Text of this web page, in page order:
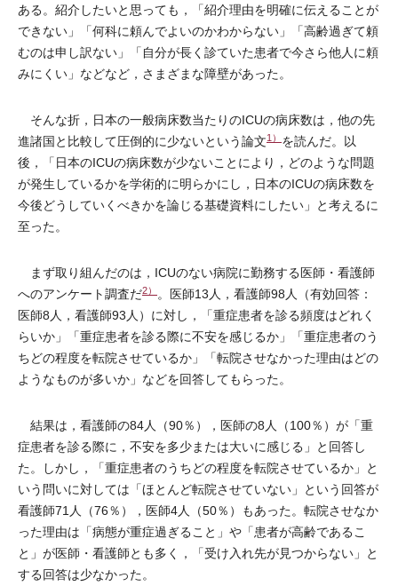
ある。紹介したいと思っても，「紹介理由を明確に伝えることが
できない」「何科に頼んでよいのかわからない」「高齢過ぎて頼
むのは申し訳ない」「自分が長く診ていた患者で今さら他人に頼
みにくい」などなど，さまざまな障壁があった。
そんな折，日本の一般病床数当たりのICUの病床数は，他の先
進諸国と比較して圧倒的に少ないという論文1） を読んだ。以
後，「日本のICUの病床数が少ないことにより，どのような問題
が発生しているかを学術的に明らかにし，日本のICUの病床数を
今後どうしていくべきかを論じる基礎資料にしたい」と考えるに
至った。
まず取り組んだのは，ICUのない病院に勤務する医師・看護師
へのアンケート調査だ2）
。医師13人，看護師98人（有効回答：
医師8人，看護師93人）に対し，「重症患者を診る頻度はどれく
らいか」「重症患者を診る際に不安を感じるか」「重症患者のう
ちどの程度を転院させているか」「転院させなかった理由はどの
ようなものが多いか」などを回答してもらった。
結果は，看護師の84人（90％），医師の8人（100％）が「重
症患者を診る際に，不安を多少または大いに感じる」と回答し
た。しかし，「重症患者のうちどの程度を転院させているか」と
いう問いに対しては「ほとんど転院させていない」という回答が
看護師71人（76％），医師4人（50％）もあった。転院させなか
った理由は「病態が重症過ぎること」や「患者が高齢であるこ
と」が医師・看護師とも多く，「受け入れ先が見つからない」と
する回答は少なかった。